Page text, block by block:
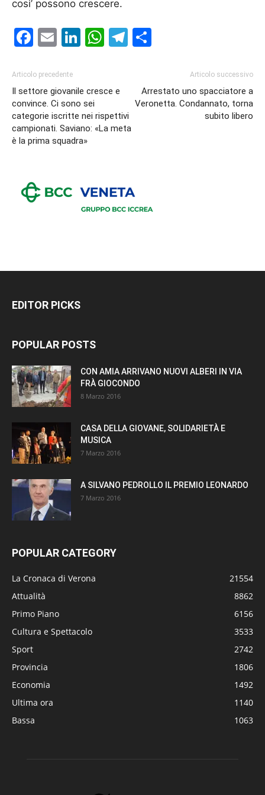
cosi’ possono crescere.
Facebook
EmailLinkedIn
WhatsApp
Telegram
Articolo precedente
Il settore giovanile cresce e
convince. Ci sono sei
categorie iscritte nei rispettivi
campionati. Saviano: «La meta
è la prima squadra»
Articolo successivo
Arrestato uno spacciatore a
Veronetta. Condannato, torna
subito libero
EDITOR PICKS
POPULAR POSTS
CON AMIA ARRIVANO NUOVI ALBERI IN VIA
FRÀ GIOCONDO
8 Marzo 2016
CASA DELLA GIOVANE, SOLIDARIETÀ E
MUSICA
7 Marzo 2016
A SILVANO PEDROLLO IL PREMIO LEONARDO
7 Marzo 2016
POPULAR CATEGORY
La Cronaca di Verona
21554
Attualità
8862
Primo Piano
6156
Cultura e Spettacolo
3533
Sport
2742
Provincia
1806
Economia
1492
Ultima ora
1140
Bassa
1063